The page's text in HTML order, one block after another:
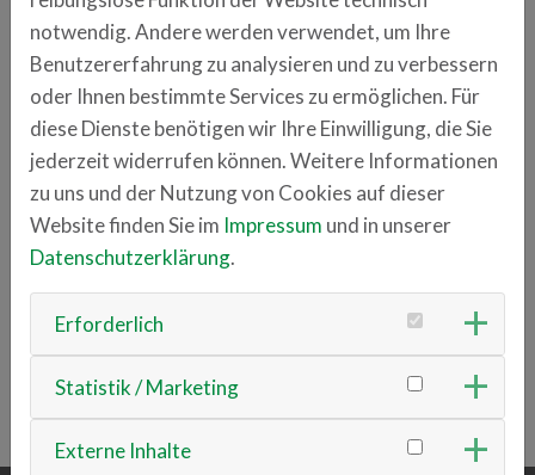
Anschrift
Franz-Mayer-Straße 1
93053 Regensburg
Ansprechpartner
Gentrit Ajazi
+49 173 3183220
kontakt
maplee.de
ZURÜCK ZUR ÜBERSICHT
notwendig. Andere werden verwendet, um Ihre
Benutzererfahrung zu analysieren und zu verbessern
oder Ihnen bestimmte Services zu ermöglichen. Für
diese Dienste benötigen wir Ihre Einwilligung, die Sie
jederzeit widerrufen können. Weitere Informationen
zu uns und der Nutzung von Cookies auf dieser
Website finden Sie im Impressum und in unserer
Datenschutzerklärung.
Erforderlich
Statistik / Marketing
Externe Inhalte